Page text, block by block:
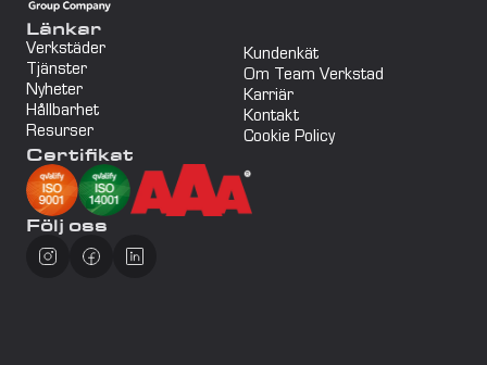
Länkar
Verkstäder
Tjänster
Nyheter
Hållbarhet
Resurser
Kundenkät
Om Team Verkstad
Karriär
Kontakt
Cookie Policy
Certifikat
Följ oss